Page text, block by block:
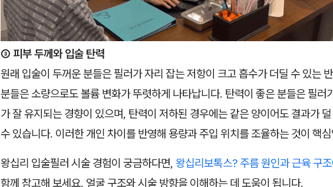
③ 피부 두께와 입술 탄력
원래 입술이 두꺼운 분들은 필러가 자리 잡는 저항이 크고 흡수가 더딜 수 있는
분들은 소량으로도 볼륨 변화가 뚜렷하게 나타납니다. 탄력이 좋은 분들은 필러
가 잘 유지되는 경향이 있으며, 탄력이 저하된 경우에는 같은 양이어도 결과가
수 있습니다. 이러한 개인 차이를 반영해 용량과 주입 위치를 조율하는 것이 핵
왕십리 입술필러 시술 경험이 궁금하다면, 왕십리보톡스? 주름 원인과 근육 구
함께 참고해 보세요. 얼굴 구조와 시술 방향을 이해하는 데 도움이 됩니다.